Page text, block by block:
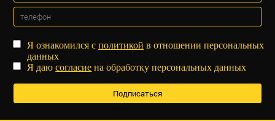
Я ознакомился сполитикой в отношении персональных
данных
Я даюсогласие на обработку персональных данных